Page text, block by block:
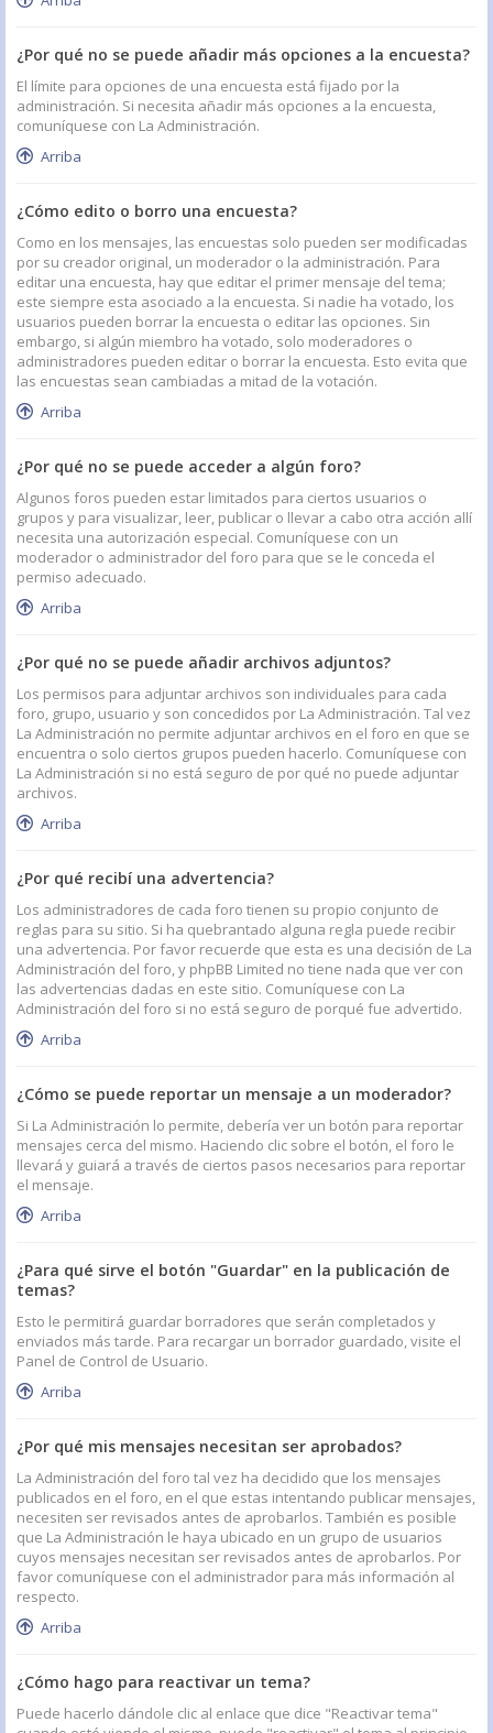
¿Por qué no se puede añadir más opciones a la encuesta?
El límite para opciones de una encuesta está fijado por la
administración. Si necesita añadir más opciones a la encuesta,
comuníquese con La Administración.
Arriba
¿Cómo edito o borro una encuesta?
Como en los mensajes, las encuestas solo pueden ser modificadas
por su creador original, un moderador o la administración. Para
editar una encuesta, hay que editar el primer mensaje del tema;
este siempre esta asociado a la encuesta. Si nadie ha votado, los
usuarios pueden borrar la encuesta o editar las opciones. Sin
embargo, si algún miembro ha votado, solo moderadores o
administradores pueden editar o borrar la encuesta. Esto evita que
las encuestas sean cambiadas a mitad de la votación.
Arriba
¿Por qué no se puede acceder a algún foro?
Algunos foros pueden estar limitados para ciertos usuarios o
grupos y para visualizar, leer, publicar o llevar a cabo otra acción allí
necesita una autorización especial. Comuníquese con un
moderador o administrador del foro para que se le conceda el
permiso adecuado.
Arriba
¿Por qué no se puede añadir archivos adjuntos?
Los permisos para adjuntar archivos son individuales para cada
foro, grupo, usuario y son concedidos por La Administración. Tal vez
La Administración no permite adjuntar archivos en el foro en que se
encuentra o solo ciertos grupos pueden hacerlo. Comuníquese con
La Administración si no está seguro de por qué no puede adjuntar
archivos.
Arriba
¿Por qué recibí una advertencia?
Los administradores de cada foro tienen su propio conjunto de
reglas para su sitio. Si ha quebrantado alguna regla puede recibir
una advertencia. Por favor recuerde que esta es una decisión de La
Administración del foro, y phpBB Limited no tiene nada que ver con
las advertencias dadas en este sitio. Comuníquese con La
Administración del foro si no está seguro de porqué fue advertido.
Arriba
¿Cómo se puede reportar un mensaje a un moderador?
Si La Administración lo permite, debería ver un botón para reportar
mensajes cerca del mismo. Haciendo clic sobre el botón, el foro le
llevará y guiará a través de ciertos pasos necesarios para reportar
el mensaje.
Arriba
¿Para qué sirve el botón "Guardar" en la publicación de
temas?
Esto le permitirá guardar borradores que serán completados y
enviados más tarde. Para recargar un borrador guardado, visite el
Panel de Control de Usuario.
Arriba
¿Por qué mis mensajes necesitan ser aprobados?
La Administración del foro tal vez ha decidido que los mensajes
publicados en el foro, en el que estas intentando publicar mensajes,
necesiten ser revisados antes de aprobarlos. También es posible
que La Administración le haya ubicado en un grupo de usuarios
cuyos mensajes necesitan ser revisados antes de aprobarlos. Por
favor comuníquese con el administrador para más información al
respecto.
Arriba
¿Cómo hago para reactivar un tema?
Puede hacerlo dándole clic al enlace que dice "Reactivar tema"